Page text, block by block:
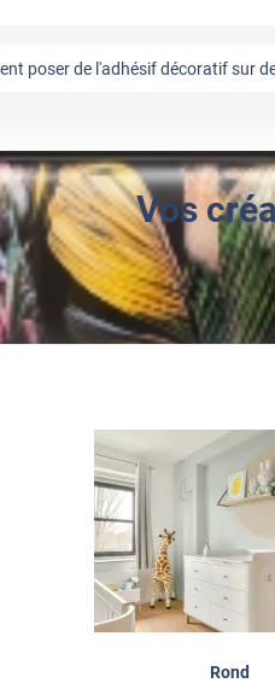
poser de l'adhésif décoratif sur
Vos
Rond